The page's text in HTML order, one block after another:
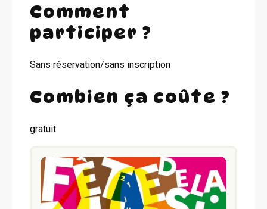
Comment
participer ?
Sans réservation/sans inscription
Combien ça coûte ?
gratuit